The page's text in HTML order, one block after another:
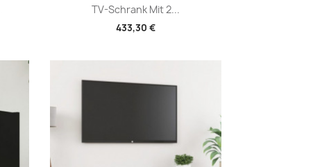
TV-Schrank Mit 2...
433,30 €
Vorschau